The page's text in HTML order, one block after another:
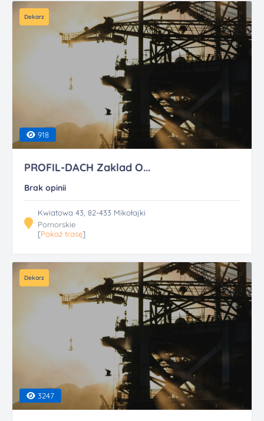
Dekarz
918
PROFIL-DACH Zaklad O...
Brak opinii
Kwiatowa 43, 82-433 Mikołajki
Pomorskie
[Pokaż trasę]
Dekarz
3247